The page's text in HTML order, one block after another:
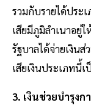
รวมกับรายได้ประ
เสียมีภูมิลำเนาอยู่
รัฐบาลได้จ่ายเงินส่
เสียเงินประเภทนี้
3. เงินช่วยบำรุง